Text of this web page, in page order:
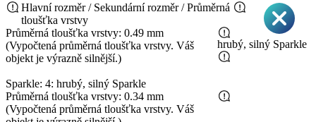
Hlavní rozměr / Sekundární rozměr / Průměrná
tloušťka vrstvy
Průměrná tloušťka vrstvy: 0.49 mm
(Vypočtená průměrná tloušťka vrstvy. Váš
objekt je výrazně silnější.)
Sparkle: 4: hrubý, silný Sparkle
hrubý, silný Sparkle
Průměrná tloušťka vrstvy: 0.34 mm
(Vypočtená průměrná tloušťka vrstvy. Váš